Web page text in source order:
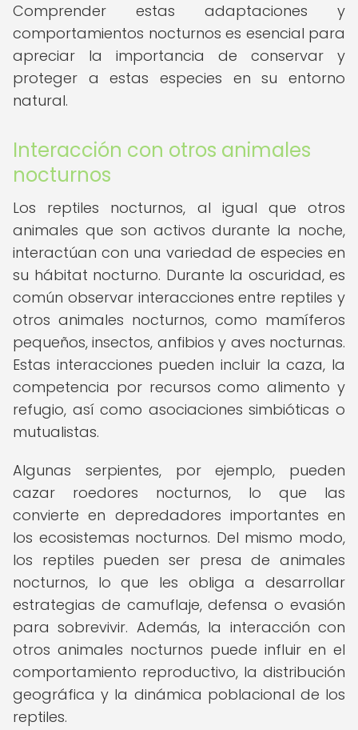
Comprender estas adaptaciones y
comportamientos nocturnos es esencial para
apreciar la importancia de conservar y
proteger a estas especies en su entorno
natural.
Interacción con otros animales
nocturnos
Los reptiles nocturnos, al igual que otros
animales que son activos durante la noche,
interactúan con una variedad de especies en
su hábitat nocturno. Durante la oscuridad, es
común observar interacciones entre reptiles y
otros animales nocturnos, como mamíferos
pequeños, insectos, anfibios y aves nocturnas.
Estas interacciones pueden incluir la caza, la
competencia por recursos como alimento y
refugio, así como asociaciones simbióticas o
mutualistas.
Algunas serpientes, por ejemplo, pueden
cazar roedores nocturnos, lo que las
convierte en depredadores importantes en
los ecosistemas nocturnos. Del mismo modo,
los reptiles pueden ser presa de animales
nocturnos, lo que les obliga a desarrollar
estrategias de camuflaje, defensa o evasión
para sobrevivir. Además, la interacción con
otros animales nocturnos puede influir en el
comportamiento reproductivo, la distribución
geográfica y la dinámica poblacional de los
reptiles.